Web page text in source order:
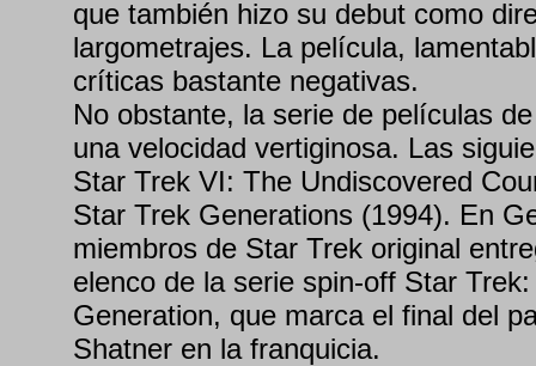
que también hizo su debut como
largometrajes. La película,
críticas bastante negativas.
No obstante, la serie de películas
una velocidad vertiginosa. Las
Star Trek VI: The Undiscovered
Star Trek Generations (1994). En
miembros de Star Trek original
elenco de la serie spin-off Star
Generation, que marca el final del
Shatner en la franquicia.